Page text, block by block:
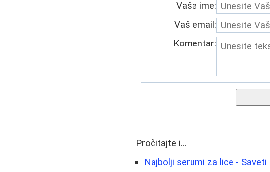
Vaše ime:
Vaš email:
Komentar:
Pročitajte i...
Najbolji serumi za lice -